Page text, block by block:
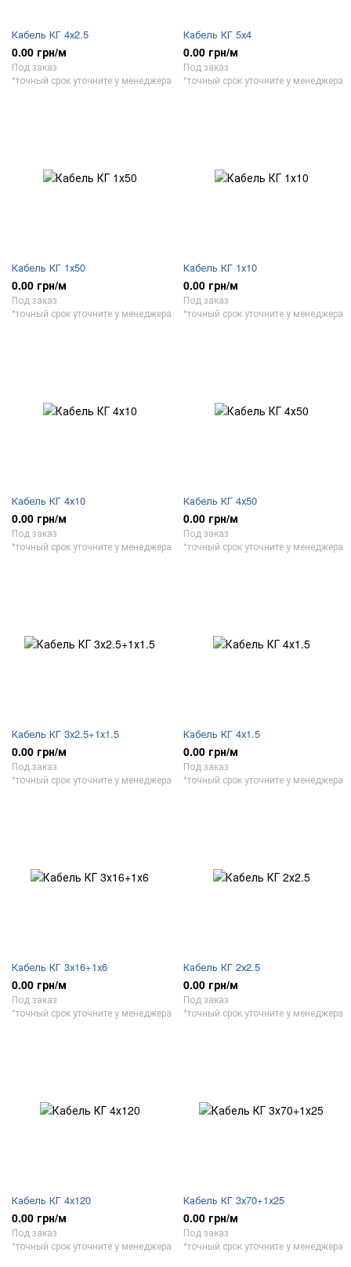
Кабель КГ 4х2.5
0.00 грн/м
Под заказ
*точный срок уточните у менеджера
Кабель КГ 5х4
0.00 грн/м
Под заказ
*точный срок уточните у менеджера
Кабель КГ 1х50
0.00 грн/м
Под заказ
*точный срок уточните у менеджера
Кабель КГ 1х10
0.00 грн/м
Под заказ
*точный срок уточните у менеджера
Кабель КГ 4х10
0.00 грн/м
Под заказ
*точный срок уточните у менеджера
Кабель КГ 4х50
0.00 грн/м
Под заказ
*точный срок уточните у менеджера
Кабель КГ 3х2.5+1х1.5
0.00 грн/м
Под заказ
*точный срок уточните у менеджера
Кабель КГ 4х1.5
0.00 грн/м
Под заказ
*точный срок уточните у менеджера
Кабель КГ 3х16+1х6
0.00 грн/м
Под заказ
*точный срок уточните у менеджера
Кабель КГ 2х2.5
0.00 грн/м
Под заказ
*точный срок уточните у менеджера
Кабель КГ 4х120
0.00 грн/м
Под заказ
*точный срок уточните у менеджера
Кабель КГ 3х70+1х25
0.00 грн/м
Под заказ
*точный срок уточните у менеджера